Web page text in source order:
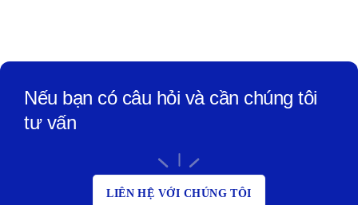
Nếu bạn có câu hỏi và cần chúng tôi
tư vấn
LIÊN HỆ VỚI CHÚNG TÔI